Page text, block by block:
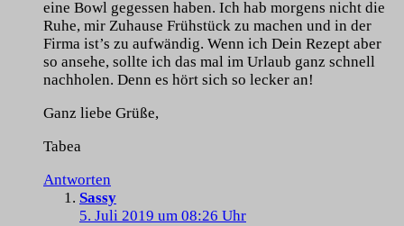
eine Bowl gegessen haben. Ich hab morgens nicht die
Ruhe, mir Zuhause Frühstück zu machen und in der
Firma ist’s zu aufwändig. Wenn ich Dein Rezept aber
so ansehe, sollte ich das mal im Urlaub ganz schnell
nachholen. Denn es hört sich so lecker an!
Ganz liebe Grüße,
Tabea
Antworten
Sassy
5. Juli 2019 um 08:26 Uhr